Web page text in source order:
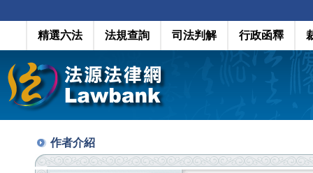
精選六法 法規查詢 司法判解 行政函釋
作者介紹